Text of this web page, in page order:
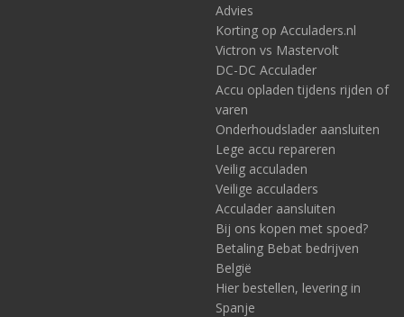
Advies
Korting op Acculaders.nl
Victron vs Mastervolt
DC-DC Acculader
Accu opladen tijdens rijden of
varen
Onderhoudslader aansluiten
Lege accu repareren
Veilig acculaden
Veilige acculaders
Acculader aansluiten
Bij ons kopen met spoed?
Betaling Bebat bedrijven
België
Hier bestellen, levering in
Spanje